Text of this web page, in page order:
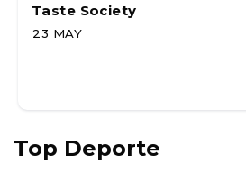
Taste Society
23 MAY
Top Deporte